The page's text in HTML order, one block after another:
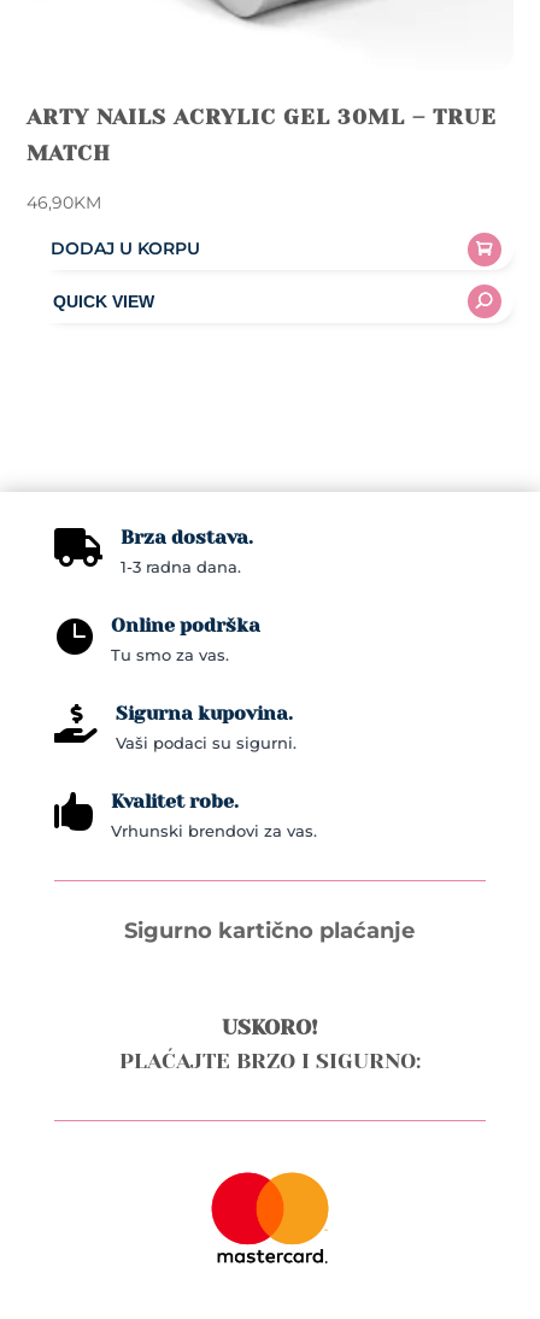
ARTY NAILS ACRYLIC GEL 30ML – TRUE
MATCH
46,90KM
DODAJ U KORPU
 Brza dostava.
1-3 radna dana.
 Online podrška
Tu smo za vas.
 Sigurna kupovina.
Vaši podaci su sigurni.
 Kvalitet robe.
Vrhunski brendovi za vas.
Sigurno kartično plaćanje
USKORO!
PLAĆAJTE BRZO I SIGURNO: